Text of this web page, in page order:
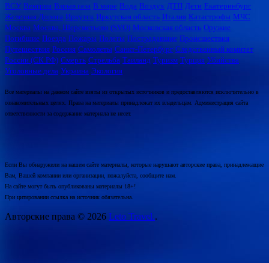
ВСУ Венгрия Взрыв газа В мире Вода Воздух ДТП Дети Екатеринбург
Железная Дорога Иркутск Иркутская область Италия Катастрофы МЧС
Москва Москва, Шереметьево (SVO) Московская область Оружие
Погибшие Поезда Пожары Полеты Пострадавшие Происшествия
Путешествия Россия Самолеты Санкт-Петербург Следственный комитет
России (СК РФ) Смерть Стрельба Таиланд Туризм Турция Убийства
Уголовные дела Украина Экология
Все материалы на данном сайте взяты из открытых источников и предоставляются исключительно в
ознакомительных целях. Права на материалы принадлежат их владельцам. Администрация сайта
ответственности за содержание материала не несет.
Если Вы обнаружили на нашем сайте материалы, которые нарушают авторские права, принадлежащие
Вам, Вашей компании или организации, пожалуйста, сообщите нам.
На сайте могут быть опубликованы материалы 18+!
При цитировании ссылка на источник обязательна.
Авторские права © 2026 Leto Travel..